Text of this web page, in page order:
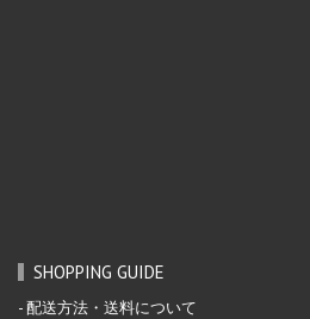
SHOPPING GUIDE
配送方法・送料について